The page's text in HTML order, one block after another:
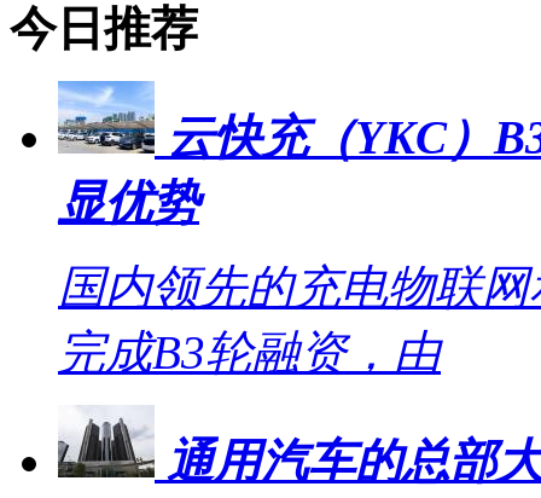
今日推荐
云快充（YKC）
显优势
国内领先的充电物联
完成B3轮融资，由
通用汽车的总部